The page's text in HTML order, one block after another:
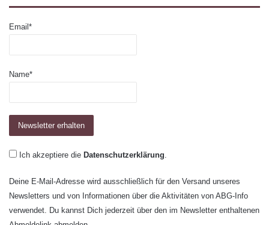
Email*
Name*
Ich akzeptiere die Datenschutzerklärung.
Deine E-Mail-Adresse wird ausschließlich für den Versand unseres
Newsletters und von Informationen über die Aktivitäten von ABG-Info
verwendet. Du kannst Dich jederzeit über den im Newsletter enthaltenen